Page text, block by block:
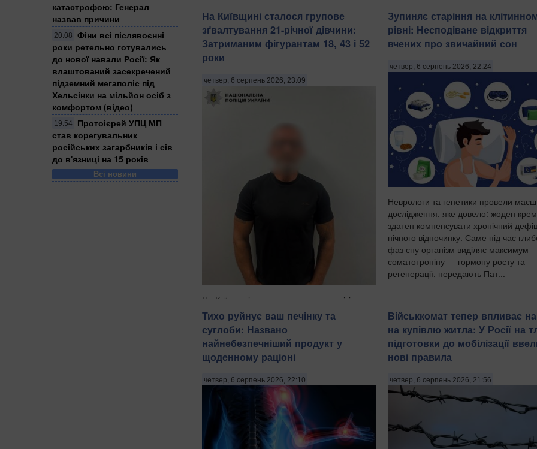
катастрофою: Генерал
назвав причини
20:08
Фіни всі післявоєнні
роки ретельно готувались
до нової навали Росії: Як
влаштований засекречений
підземний мегаполіс під
Хельсінки на мільйон осіб з
комфортом (відео)
19:54
Протоієрей УПЦ МП
став корегувальник
російських загарбників і сів
до в'язниці на 15 років
Всі новини
На Київщині сталося групове
зґвалтування 21-річної дівчини:
Затриманим фігурантам 18, 43 і 52
роки
четвер, 6 серпень 2026, 23:09
На Київщині затримали трьох чоловіків
віком 18, 43 і 52 років за підозрою у
груповому зґвалтуванні 21-річної дівчини.
Про це повідомила пресслужба
Національної поліції в четвер, 6 серпня,
зазначають Патріоти України. "На
Зупиняє старіння на
рівні: Несподіване відкриття
вчених про звичайний сон
четвер, 6 серпень 2026, 22:24
Неврологи та генетики провели
дослідження, яке довело: жоден
здатен компенсувати хронічний
нічного відпочинку. Саме під час
фаз сну організм виділяє максимум
соматотропіну — гормону росту та
регенерації, передають Пат...
Тихо руйнує ваш печінку та
суглоби: Названо
найнебезпечніший продукт у
щоденному раціоні
четвер, 6 серпень 2026, 22:10
Військкомат тепер впливає
на купівлю житла: У Росії на
підготовки до мобілізації
нові правила
четвер, 6 серпень 2026, 21:56